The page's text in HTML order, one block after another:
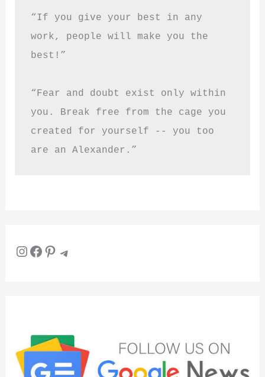
“If you give your best in any
work, people will make you the
best!”
“Fear and doubt exist only within
you. Break free from the cage you
created for yourself -- you too
are an Alexander.”
InstagramFacebook Pinterest Telegram